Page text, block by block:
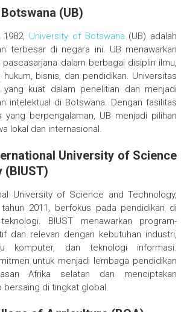
(UB)
University of Botswana (UB) adalah
terbesar di negara ini. UB menawarkan
dalam berbagai disiplin ilmu,
bisnis, dan pendidikan. Universitas
yang kuat dalam penelitian dan menjadi
intelektual di Botswana. Dengan fasilitas
berpengalaman, UB menjadi pilihan
lokal dan internasional.
University of Science
(BIUST)
University of Science and Technology,
2011, berfokus pada pendidikan di
BIUST menawarkan program-
dan relevan dengan kebutuhan industri,
komputer, dan teknologi informasi.
untuk menjadi lembaga pendidikan
Afrika selatan dan menciptakan
bersaing di tingkat global.